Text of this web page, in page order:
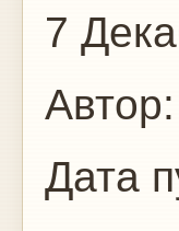
7
Автор:
Дата